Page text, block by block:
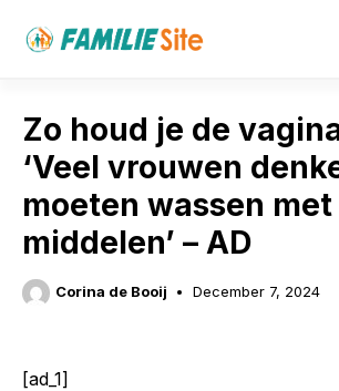
Zo houd je de
‘Veel vrouwen
moeten wassen
middelen’ – AD
Corina de Booij December 7, 2024
[ad_1]